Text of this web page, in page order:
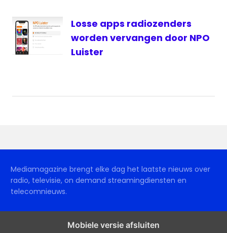
Losse apps radiozenders
worden vervangen door NPO
Luister
Mediamagazine brengt elke dag het laatste nieuws over
radio, televisie, on demand streamingdiensten en
telecomnieuws.
Mobiele versie afsluiten